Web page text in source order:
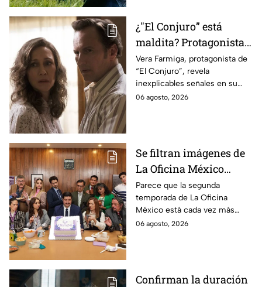
¿"El Conjuro” está
maldita? Protagonista
revela INQUIETANTES
señales en su cuerpo
durante la grabación de
la película
Vera Farmiga, protagonista de
“El Conjuro”, revela
inexplicables señales en su
cuerpo durante el rodaje de la
06 agosto, 2026
Se filtran imágenes de
La Oficina México
temporada 2 y un
detalle desata teorías
entre los fans
Parece que la segunda
temporada de La Oficina
México está cada vez más
cerca, pues el elenco ya se
06 agosto, 2026
Confirman la duración